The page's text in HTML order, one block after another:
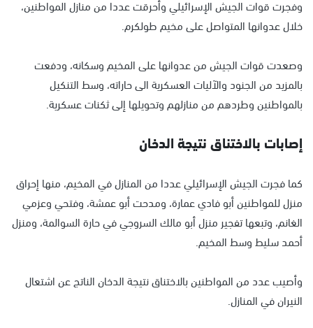
وفجرت قوات الجيش الإسرائيلي وأحرقت عددا من منازل المواطنين،
خلال عدوانها المتواصل على مخيم طولكرم.
وصعدت قوات الجيش من عدوانها على المخيم وسكانه، ودفعت
بالمزيد من الجنود والآليات العسكرية الى حاراته، وسط التنكيل
بالمواطنين وطردهم من منازلهم وتحويلها إلى ثكنات عسكرية.
إصابات بالاختناق نتيجة الدخان
كما فجرت الجيش الإسرائيلي عددا من المنازل في المخيم، منها إحراق
منزل للمواطنين أبو فادي عمارة، ومدحت أبو عمشة، وفتحي وعزمي
الغانم، وتبعها تفجير منزل أبو مالك السروجي في حارة السوالمة، ومنزل
أحمد سليط وسط المخيم.
وأصيب عدد من المواطنين بالاختناق نتيجة الدخان الناتج عن اشتعال
النيران في المنازل.